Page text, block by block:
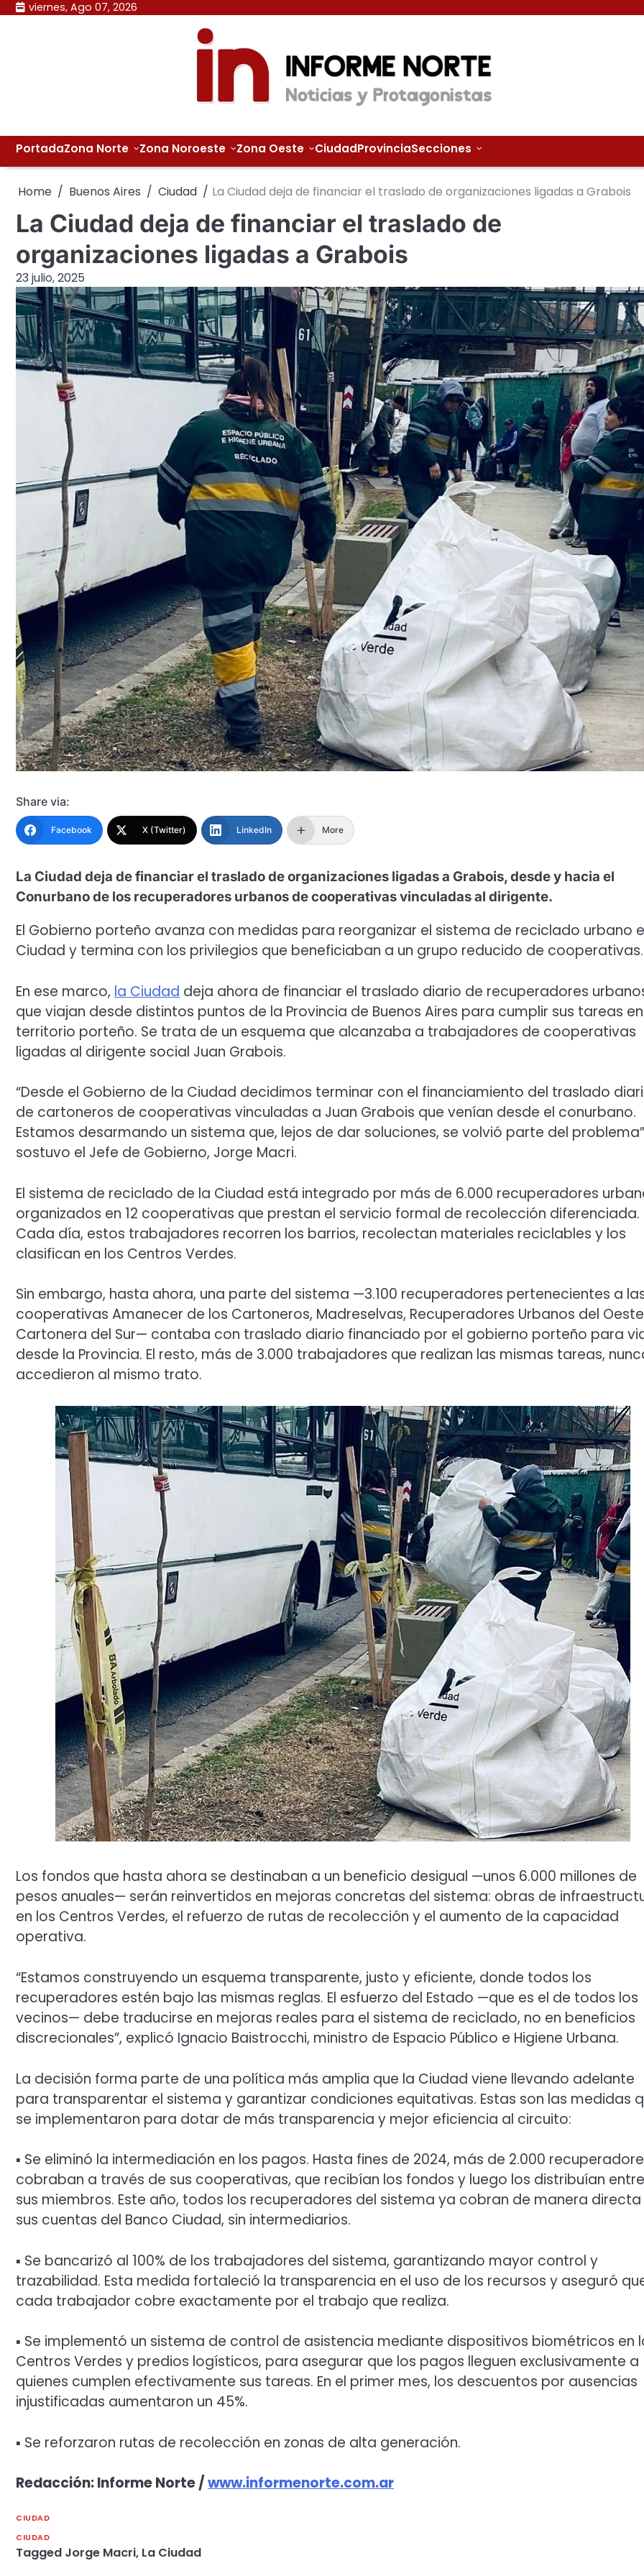
Skip viernes, Ago 07, 2026
PortadaZona Norte Zona Noroeste Zona Oeste CiudadProvinciaSecciones
Home Buenos Aires Ciudad La Ciudad deja de financiar el traslado de organizaciones ligadas a Grabois
La Ciudad deja de financiar el traslado de
organizaciones ligadas a Grabois
23 julio, 2025
Share via:
Facebook X (Twitter) LinkedIn More
La Ciudad deja de financiar el traslado de organizaciones ligadas a Grabois, desde y hacia el
Conurbano de los recuperadores urbanos de cooperativas vinculadas al dirigente.
El Gobierno porteño avanza con medidas para reorganizar el sistema de reciclado urbano
Ciudad y termina con los privilegios que beneficiaban a un grupo reducido de cooperativas.
En ese marco, la Ciudad deja ahora de financiar el traslado diario de recuperadores
que viajan desde distintos puntos de la Provincia de Buenos Aires para cumplir sus tareas
territorio porteño. Se trata de un esquema que alcanzaba a trabajadores de cooperativas
ligadas al dirigente social Juan Grabois.
“Desde el Gobierno de la Ciudad decidimos terminar con el financiamiento del traslado
de cartoneros de cooperativas vinculadas a Juan Grabois que venían desde el conurbano.
Estamos desarmando un sistema que, lejos de dar soluciones, se volvió parte del
sostuvo el Jefe de Gobierno, Jorge Macri.
El sistema de reciclado de la Ciudad está integrado por más de 6.000 recuperadores
organizados en 12 cooperativas que prestan el servicio formal de recolección diferenciada.
Cada día, estos trabajadores recorren los barrios, recolectan materiales reciclables y los
clasifican en los Centros Verdes.
Sin embargo, hasta ahora, una parte del sistema —3.100 recuperadores pertenecientes a
cooperativas Amanecer de los Cartoneros, Madreselvas, Recuperadores Urbanos del
Cartonera del Sur— contaba con traslado diario financiado por el gobierno porteño para
desde la Provincia. El resto, más de 3.000 trabajadores que realizan las mismas tareas,
accedieron al mismo trato.
Los fondos que hasta ahora se destinaban a un beneficio desigual —unos 6.000 millones de
pesos anuales— serán reinvertidos en mejoras concretas del sistema: obras de
en los Centros Verdes, el refuerzo de rutas de recolección y el aumento de la capacidad
operativa.
“Estamos construyendo un esquema transparente, justo y eficiente, donde todos los
recuperadores estén bajo las mismas reglas. El esfuerzo del Estado —que es el de todos los
vecinos— debe traducirse en mejoras reales para el sistema de reciclado, no en beneficios
discrecionales”, explicó Ignacio Baistrocchi, ministro de Espacio Público e Higiene Urbana.
La decisión forma parte de una política más amplia que la Ciudad viene llevando adelante
para transparentar el sistema y garantizar condiciones equitativas. Estas son las medidas
se implementaron para dotar de más transparencia y mejor eficiencia al circuito:
▪ Se eliminó la intermediación en los pagos. Hasta fines de 2024, más de 2.000
cobraban a través de sus cooperativas, que recibían los fondos y luego los distribuían entre
sus miembros. Este año, todos los recuperadores del sistema ya cobran de manera directa
sus cuentas del Banco Ciudad, sin intermediarios.
▪ Se bancarizó al 100% de los trabajadores del sistema, garantizando mayor control y
trazabilidad. Esta medida fortaleció la transparencia en el uso de los recursos y aseguró
cada trabajador cobre exactamente por el trabajo que realiza.
▪ Se implementó un sistema de control de asistencia mediante dispositivos biométricos en
Centros Verdes y predios logísticos, para asegurar que los pagos lleguen exclusivamente a
quienes cumplen efectivamente sus tareas. En el primer mes, los descuentos por ausencias
injustificadas aumentaron un 45%.
▪ Se reforzaron rutas de recolección en zonas de alta generación.
Redacción: Informe Norte /www.informenorte.com.ar
CIUDAD
CIUDAD
Tagged Jorge Macri, La Ciudad